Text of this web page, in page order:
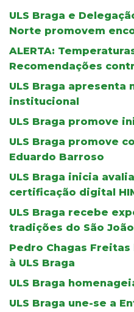
ULS Braga e
Norte promovem
ALERTA:
Recomendações
ULS Braga apresenta
institucional
ULS Braga promove
ULS Braga promove
Eduardo Barroso
ULS Braga inicia
certificação digital
ULS Braga recebe
tradições do São
Pedro Chagas Freitas
à ULS Braga
ULS Braga
ULS Braga une-se a